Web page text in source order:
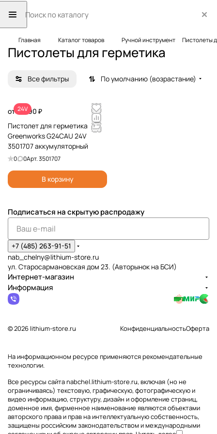
Главная Каталог товаров Ручной инструмент Пистолеты
Пистолеты для герметика
Все фильтры По умолчанию (возрастание)
24V
от 11 990 ₽
Пистолет для герметика
Greenworks G24CAU 24V
3501707 аккумуляторный
0 0Арт.3501707
В корзину
Подписаться на скрытую распродажу
+7 (485) 263-91-51
nab_chelny@lithium-store.ru
ул. Старосармановская дом 23. (Авторынок на БСИ)
Интернет-магазин
Информация
© 2026 lithium-store.ru КонфиденциальностьОферта
На информационном ресурсе применяютсярекомендательные
технологии.
Все ресурсы сайта nabchel.lithium-store.ru, включая (но не
ограничиваясь) текстовую, графическую, фотографическую и
видео информацию, структуру, дизайн и оформление страниц,
доменное имя, фирменное наименование являются объектами
авторского права и прав на интеллектуальную собственность,
защищены российским законодательством и международными